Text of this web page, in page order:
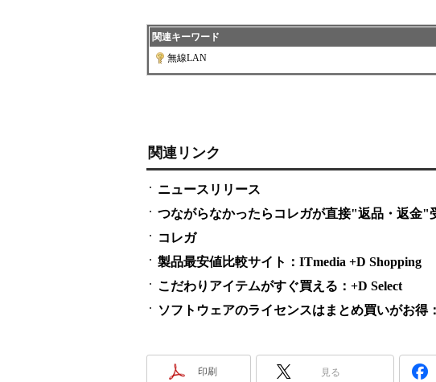
関連キーワード
無線LAN
関連リンク
ニュースリリース
つながらなかったらコレガが直接"返品・返金"
コレガ
製品最安値比較サイト：ITmedia +D Shopping
こだわりアイテムがすぐ買える：+D Select
ソフトウェアのライセンスはまとめ買いがお
印刷 見る